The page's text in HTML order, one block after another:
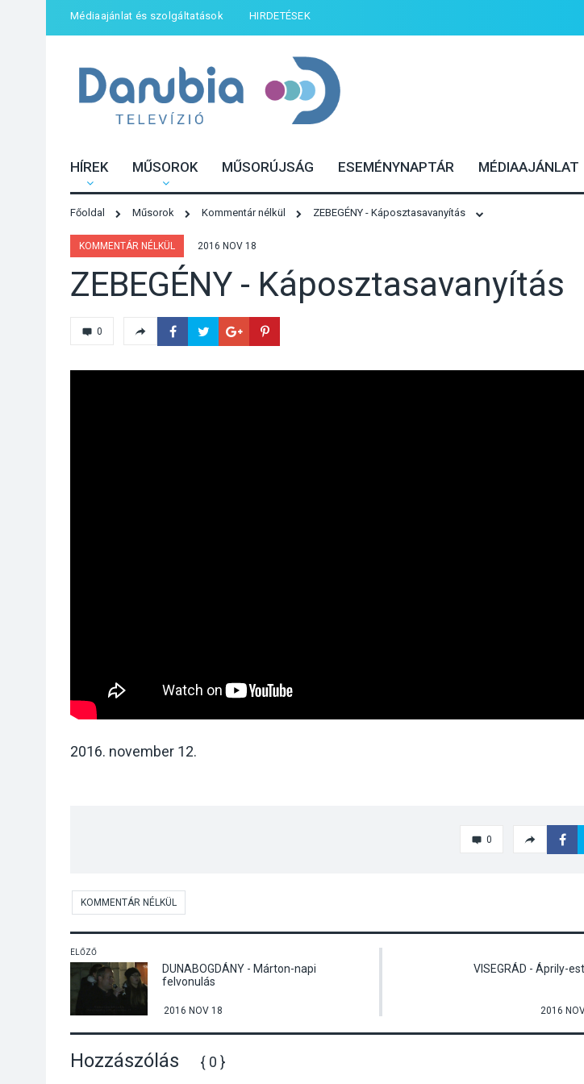
Médiaajánlat és szolgáltatások HIRDETÉSEK
HÍREK MŰSOROK MŰSORÚJSÁG ESEMÉNYNAPTÁR MÉDIAAJÁNLAT
Főoldal Műsorok Kommentár nélkül ZEBEGÉNY - Káposztasavanyítás
KOMMENTÁR NÉLKÜL 2016 NOV 18
ZEBEGÉNY - Káposztasavanyítás
0
2016. november 12.
0
KOMMENTÁR NÉLKÜL
ELŐZŐ
DUNABOGDÁNY - Márton-napi
felvonulás
2016 NOV 18
VISEGRÁD - Áprily-
2016
Hozzászólás { 0 }